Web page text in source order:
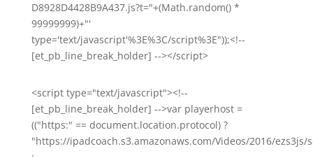
D8928D4428B9A437.js?t="+(Math.random() *
99999999)+"'
type='text/javascript'%3E%3C/script%3E"));<!--
[et_pb_line_break_holder] --></script>
<script type="text/javascript"><!--
[et_pb_line_break_holder] -->var playerhost =
(("https:" == document.location.protocol) ?
"https://ipadcoach.s3.amazonaws.com/Videos/2016/ezs3js/